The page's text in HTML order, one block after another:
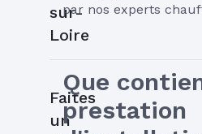
par nos experts
Que
prestation
sur-
Loire
Faites
un